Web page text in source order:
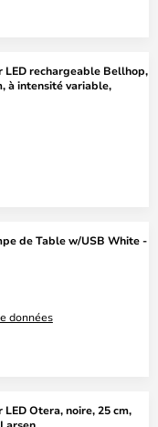
LED rechargeable Bellhop,
à intensité variable,
de Table w/USB White -
données
LED Otera, noire, 25 cm,